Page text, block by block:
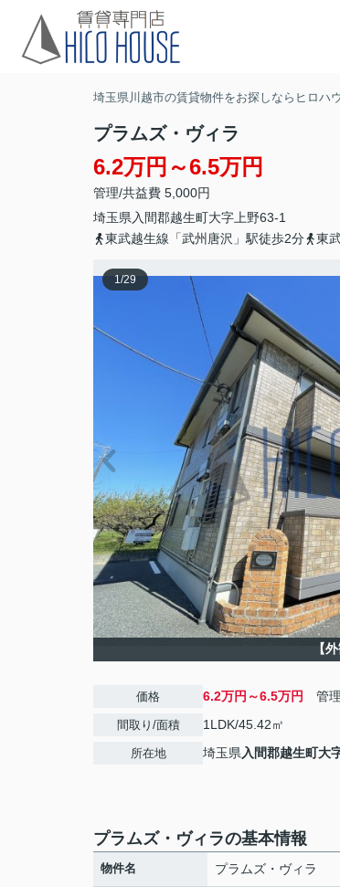
埼玉県川越市の賃貸物件をお探しならヒロハ
プラムズ・ヴィラ
6.2万円～6.5万円
管理/共益費 5,000円
埼玉県 入間郡越生町大字上野63-1
東武越生線「武州唐沢」駅徒歩2分
東
1/29
【
価格 6.2万円～6.5万円 管
間取り/面積 1LDK/45.42㎡
所在地 埼玉県 入間郡越生町大
プラムズ・ヴィラの基本情報
物件名 プラムズ・ヴィラ